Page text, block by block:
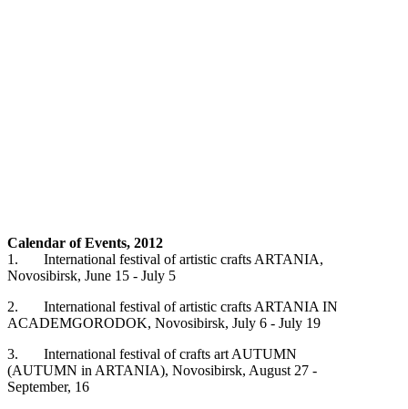
Calendar of Events, 2012
1. International festival of artistic crafts ARTANIA,
Novosibirsk, June 15 - July 5
2. International festival of artistic crafts ARTANIA IN
ACADEMGORODOK, Novosibirsk, July 6 - July 19
3. International festival of crafts art AUTUMN
(AUTUMN in ARTANIA), Novosibirsk, August 27 -
September, 16